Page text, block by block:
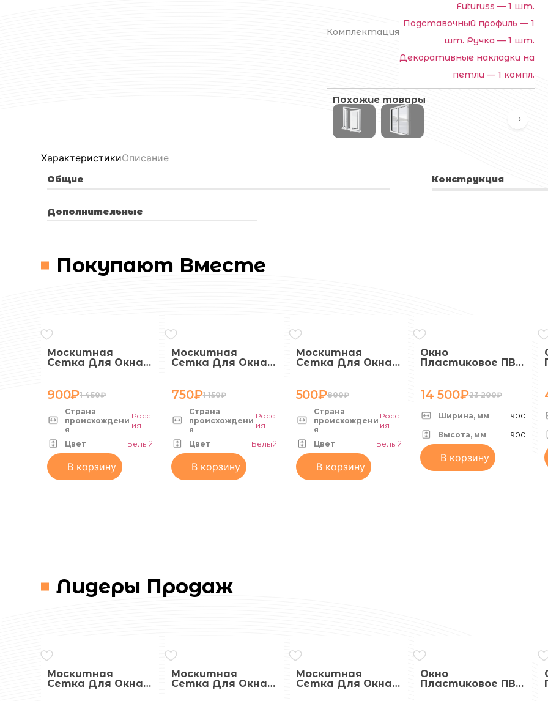
Комплектация
Futuruss — 1 шт.
Подставочный профиль — 1
шт. Ручка — 1 шт.
Декоративные накладки на
петли — 1 компл.
Похожие товары
ХарактеристикиОписание
Общие Конструкция
Дополнительные
Покупают Вместе
Москитная
Сетка Для Окна
1 450₽
900₽
Страна
происхождени
я
Росс
ия
Цвет Белый
В корзину
Москитная
Сетка Для Окна
1 150₽
750₽
Страна
происхождени
я
Росс
ия
Цвет Белый
В корзину
Москитная
Сетка Для Окна
800₽
500₽
Страна
происхождени
я
Росс
ия
Цвет Белый
В корзину
Окно
Пластиковое ПВХ
Поворотное,
Двухкамерный
Стеклопакет,
Двустворчатое
Белое
23 200₽
14 500₽
Ширина, мм 900
Высота, мм 900
В корзину
Лидеры Продаж
Москитная
Сетка Для Окна
Москитная
Сетка Для Окна
Москитная
Сетка Для Окна
Окно
Пластиковое ПВХ